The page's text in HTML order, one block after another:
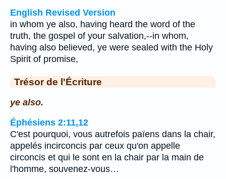
English Revised Version
in whom ye also, having heard the word of the
truth, the gospel of your salvation,--in whom,
having also believed, ye were sealed with the Holy
Spirit of promise,
Trésor de l'Écriture
ye also.
Éphésiens 2:11,12
C'est pourquoi, vous autrefois païens dans la chair,
appelés incirconcis par ceux qu'on appelle
circoncis et qui le sont en la chair par la main de
l'homme, souvenez-vous…